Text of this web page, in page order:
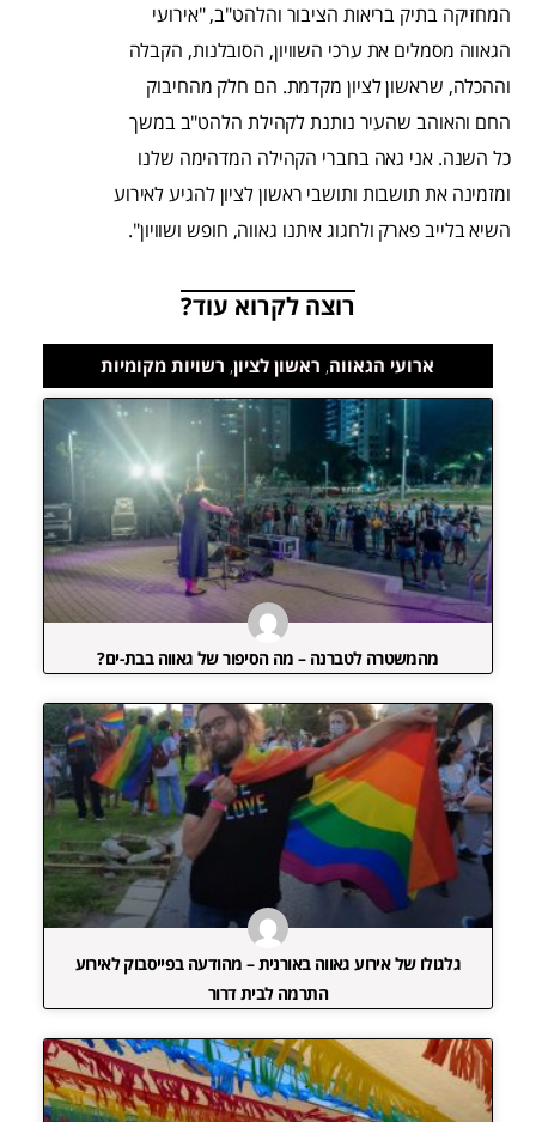
המחזיקה בתיק בריאות הציבור והלהט"ב, "אירועי
הגאווה מסמלים את ערכי השוויון, הסובלנות, הקבלה
וההכלה, שראשון לציון מקדמת. הם חלק מהחיבוק
החם והאוהב שהעיר נותנת לקהילת הלהט"ב במשך
כל השנה. אני גאה בחברי הקהילה המדהימה שלנו
ומזמינה את תושבות ותושבי ראשון לציון להגיע לאירוע
השיא בלייב פארק ולחגוג איתנו גאווה, חופש ושוויון".
רוצה לקרוא עוד?
ארועי הגאווה, ראשון לציון, רשויות מקומיות
מהמשטרה לטברנה – מה הסיפור של גאווה בבת-ים?
גלגולו של אירוע גאווה באורנית – מהודעה בפייסבוק לאירוע
התרמה לבית דרור